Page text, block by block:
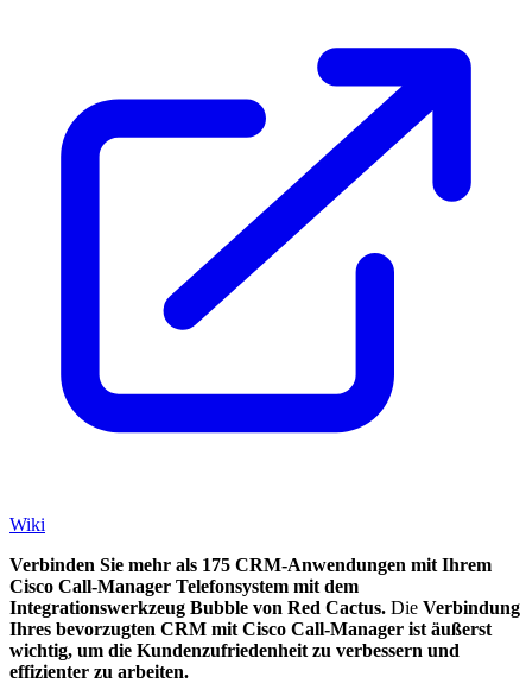
Wiki
Verbinden Sie mehr als 175 CRM-Anwendungen mit Ihrem
Cisco Call-Manager Telefonsystem mit dem
Integrationswerkzeug Bubble von Red Cactus. Die Verbindung
Ihres bevorzugten CRM mit Cisco Call-Manager ist äußerst
wichtig, um die Kundenzufriedenheit zu verbessern und
effizienter zu arbeiten.